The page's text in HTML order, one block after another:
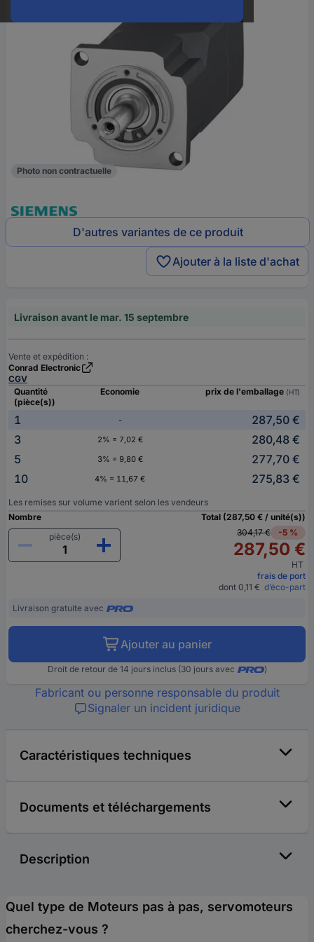
Photo non contractuelle
D'autres variantes de ce produit
Ajouter à la liste d'achat
Livraison avant le mar. 15 septembre
Vente et expédition :
Conrad Electronic
CGV
Quantité
(pièce(s))
Economie prix de l'emballage (HT)
1 -
287,50 €
3
2% = 7,02 €
280,48 €
5
3% = 9,80 €
277,70 €
10
4% = 11,67 € 275,83 €
Les remises sur volume varient selon les vendeurs
Nombre
pièce(s)
Total (287,50 € / unité(s))
304,17 €
-5 %
287,50 €
HT
frais de port
dont 0,11 € d’éco-part
Livraison gratuite avec
Ajouter au panier
Droit de retour de 14 jours inclus (30 jours avec )
Fabricant ou personne responsable du produit
Signaler un incident juridique
Caractéristiques techniques
Documents et téléchargements
Description
Quel type de Moteurs pas à pas, servomoteurs
cherchez-vous ?